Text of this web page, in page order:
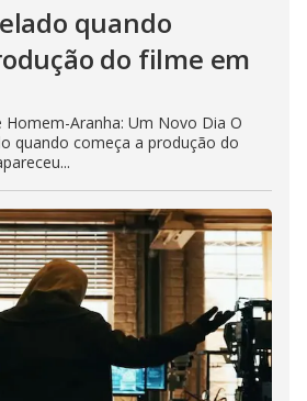
quando
do filme em
Aranha: Um Novo Dia O
quando começa a produção do